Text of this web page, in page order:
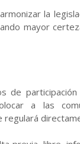
la
mayor
de
a las
regulará